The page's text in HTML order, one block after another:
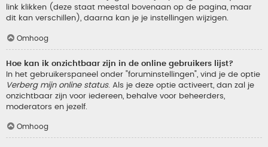
link klikken (deze staat meestal bovenaan op de pagina, maar
dit kan verschillen), daarna kan je je instellingen wijzigen.
Omhoog
Hoe kan ik onzichtbaar zijn in de online gebruikers lijst?
In het gebruikerspaneel onder "foruminstellingen", vind je de optie
Verberg mijn online status. Als je deze optie activeert, dan zal je
onzichtbaar zijn voor iedereen, behalve voor beheerders,
moderators en jezelf.
Omhoog